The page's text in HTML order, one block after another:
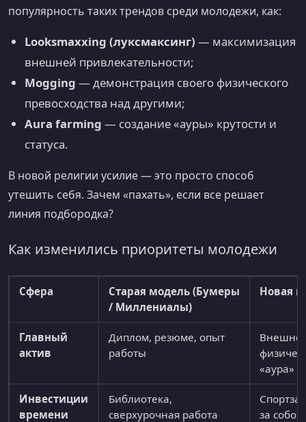
популярность таких трендов среди молодежи, как:
Looksmaxxing (луксмаксинг) — максимизация
внешней привлекательности;
Mogging — демонстрация своего физического
превосходства над другими;
Aura farming — создание «ауры» крутости и
статуса.
В новой религии усилие — это просто способ
утешить себя. Зачем «пахать», если все решает
линия подбородка?
Как изменились приоритеты молодежи
Сфера
Старая модель (Бумеры
/ Миллениалы)
Новая
Главный
актив
Диплом, резюме, опыт
работы
«аура»
Инвестиции
времени
Библиотека,
сверхурочная работа
за собой